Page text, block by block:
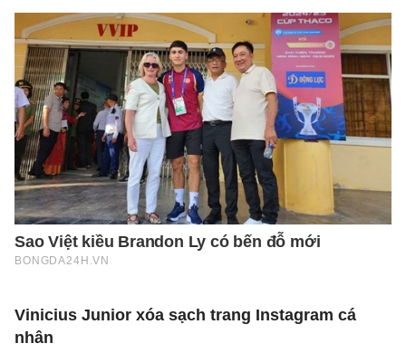
Vinicius Junior xóa sạch trang Instagram cá
nhân